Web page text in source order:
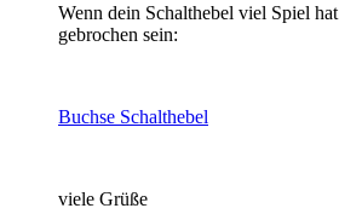
Wenn dein Schalthebel viel Spiel
gebrochen sein:
Buchse Schalthebel
viele Grüße